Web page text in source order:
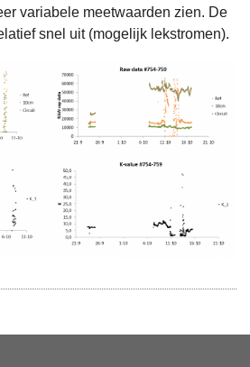
variabele meetwaarden zien. De
snel uit (mogelijk lekstromen).